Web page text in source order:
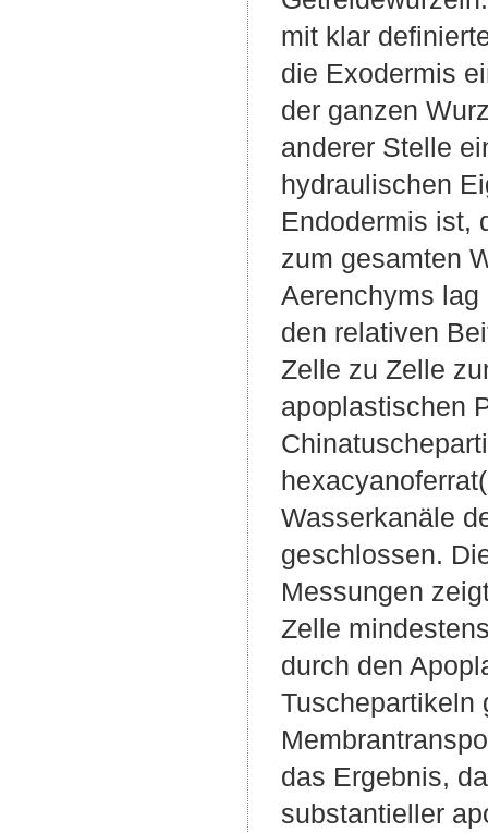
mit klar
die Exodermis
der ganzen
anderer Stelle
hydraulischen
Endodermis ist,
zum gesamten
Aerenchyms
den relativen
Zelle zu Zelle
apoplastischen
Wasserkanäle
geschlossen.
Messungen
Zelle
durch den
Tuschepartikeln
das Ergebnis,
substantieller